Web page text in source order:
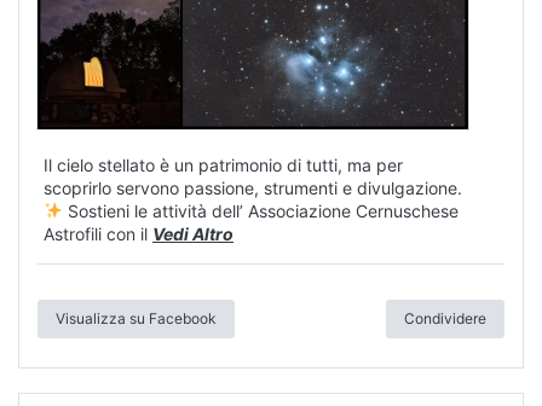
Il cielo stellato è un patrimonio di tutti, ma per
scoprirlo servono passione, strumenti e divulgazione.
Sostieni le attività dell’ Associazione Cernuschese
Astrofili con il Vedi Altro
Visualizza su Facebook Condividere